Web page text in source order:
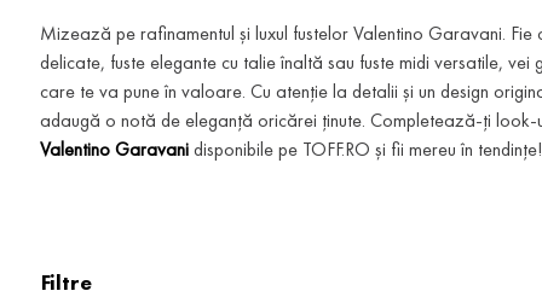
Mizează pe rafinamentul și luxul fustelor Valentino Garavani. Fie
delicate, fuste elegante cu talie înaltă sau fuste midi versatile, vei
care te va pune în valoare. Cu atenție la detalii și un design
adaugă o notă de eleganță oricărei ținute. Completează-ți look-
Valentino Garavanidisponibile pe TOFF.RO și fii mereu în tendințe!
Filtre